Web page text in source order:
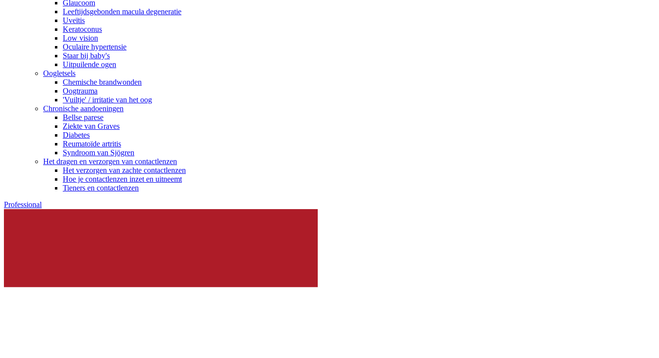
Glaucoom
Leeftijdsgebonden macula degeneratie
Uveïtis
Keratoconus
Low vision
Oculaire hypertensie
Staar bij baby's
Uitpuilende ogen
Oogletsels
Chemische brandwonden
Oogtrauma
'Vuiltje' / irritatie van het oog
Chronische aandoeningen
Bellse parese
Ziekte van Graves
Diabetes
Reumatoïde artritis
Syndroom van Sjögren
Het dragen en verzorgen van contactlenzen
Het verzorgen van zachte contactlenzen
Hoe je contactlenzen inzet en uitneemt
Tieners en contactlenzen
Professional